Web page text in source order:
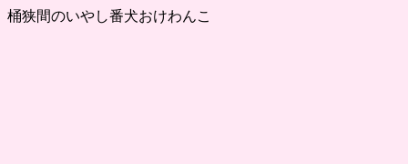
桶狭間のいやし番犬おけわんこ